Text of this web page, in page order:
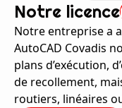
Notre licence
Notre entreprise a
AutoCAD Covadis
plans d’exécution,
de recollement,
routiers, linéaires